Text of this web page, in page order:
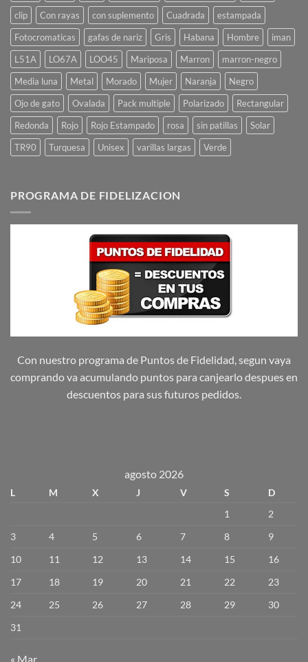
clip
Con rayas con suplemento Cuadrada
estampada
Fotocromaticas
gafas de nariz Gris Habana Hombre
iman
L51A
LO67A LOO45 Mariposa Marron
marron-negro
Media luna
Metal Morado Mujer Naranja
Negro
Ojo de gato
Ovalada Pack multiple Polarizado
Rectangular
Redonda
Rojo Rojo Estampado rosa sin patillas
Solar
TR90
Turquesa Unisex varillas largas Verde
PROGRAMA DE FIDELIZACION
Con nuestro programa de Puntos de Fidelidad, segun vaya
comprando va acumulando puntos para canjearlo despues en
descuentos para sus futuros pedidos.
agosto 2026
L M X J V S
D
1
2
3
4 5 6 7 8
9
10
11 12 13 14 15
16
17
18 19 20 21 22
23
24
25 26 27 28 29
30
31
« Mar